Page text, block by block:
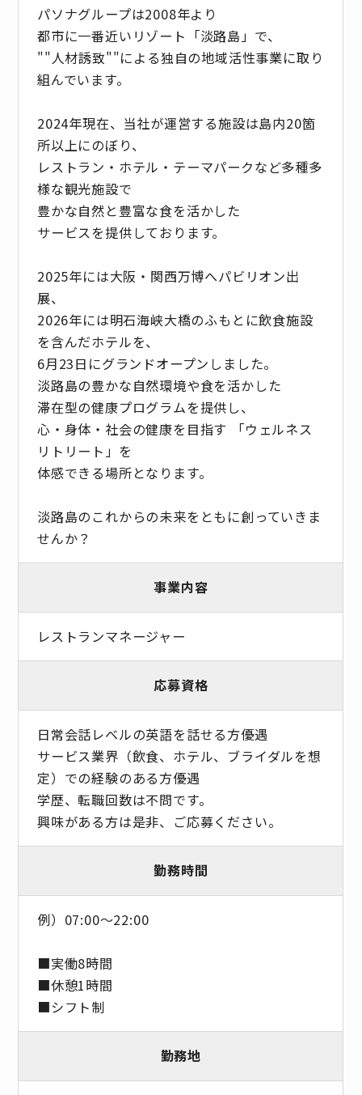
パソナグループは2008年より
都市に一番近いリゾート「淡路島」で、
""人材誘致""による独自の地域活性事業に取り
組んでいます。
2024年現在、当社が運営する施設は島内20箇
所以上にのぼり、
レストラン・ホテル・テーマパークなど多種多
様な観光施設で
豊かな自然と豊富な食を活かした
サービスを提供しております。
2025年には大阪・関西万博へパビリオン出
展、
2026年には明石海峡大橋のふもとに飲食施設
を含んだホテルを、
6月23日にグランドオープンしました。
淡路島の豊かな自然環境や食を活かした
滞在型の健康プログラムを提供し、
心・身体・社会の健康を目指す 「ウェルネス
リトリート」を
体感できる場所となります。
淡路島のこれからの未来をともに創っていきま
せんか？
事業内容
レストランマネージャー
応募資格
日常会話レベルの英語を話せる方優遇
サービス業界（飲食、ホテル、ブライダルを想
定）での経験のある方優遇
学歴、転職回数は不問です。
興味がある方は是非、ご応募ください。
勤務時間
例）07:00～22:00
■実働8時間
■休憩1時間
■シフト制
勤務地